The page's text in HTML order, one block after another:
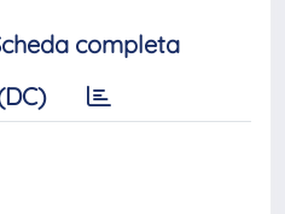
completa